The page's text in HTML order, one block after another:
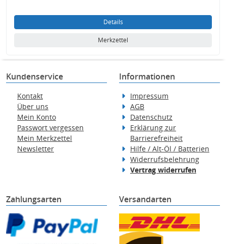
Details
Merkzettel
Kundenservice
Kontakt
Über uns
Mein Konto
Passwort vergessen
Mein Merkzettel
Newsletter
Informationen
Impressum
AGB
Datenschutz
Erklärung zur
Barrierefreiheit
Hilfe / Alt-Öl / Batterien
Widerrufsbelehrung
Vertrag widerrufen
Zahlungsarten Versandarten